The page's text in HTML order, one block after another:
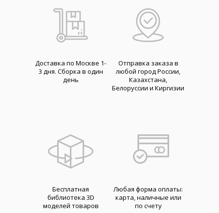
Доставка по Москве 1-
3 дня. Cборка в один
день
Отправка заказа в
любой город России,
Казахстана,
Белоруссии и Киргизии
Бесплатная
библиотека 3D
моделей товаров
Любая форма оплаты:
карта, наличные или
по счету